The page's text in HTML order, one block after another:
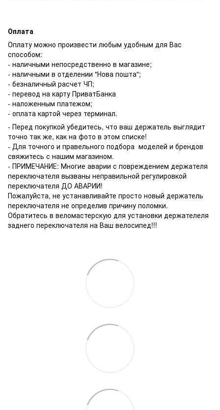
Оплата
Оплату можно произвести любым удобным для Вас
способом:
- наличными непосредственно в магазине;
- наличными в отделении "Нова пошта";
- безналичный расчет ЧП;
- перевод на карту ПриватБанка
- наложенным платежом;
- оплата картой через терминал.
- Перед покупкой убедитесь, что ваш держатель выглядит
точно так же, как на фото в этом списке!
- Для точного и правельного подбора моделей и брендов
свяжитесь с нашим магазином.
- ПРИМЕЧАНИЕ: Многие аварии с повреждением держателя
переключателя вызваны неправильной регулировкой
переключателя ДО АВАРИИ!
Пожалуйста, не устанавливайте просто новый держатель
переключателя не определив причину поломки.
Обратитесь в веломастерскую для установки держателеля
заднего переключателя на Ваш велосипед!!!